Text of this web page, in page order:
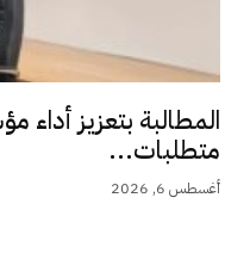
المطالبة بتعزيز
متطلبات...
أغسطس 6, 2026